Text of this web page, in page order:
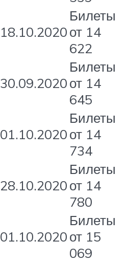
18.10.2020
Билеты
от 14
622
30.09.2020
Билеты
от 14
645
01.10.2020
Билеты
от 14
734
28.10.2020
Билеты
от 14
780
01.10.2020
Билеты
от 15
069